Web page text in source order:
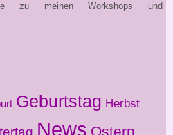
zu meinen Workshops und
Geburtstag Herbst
News Ostern